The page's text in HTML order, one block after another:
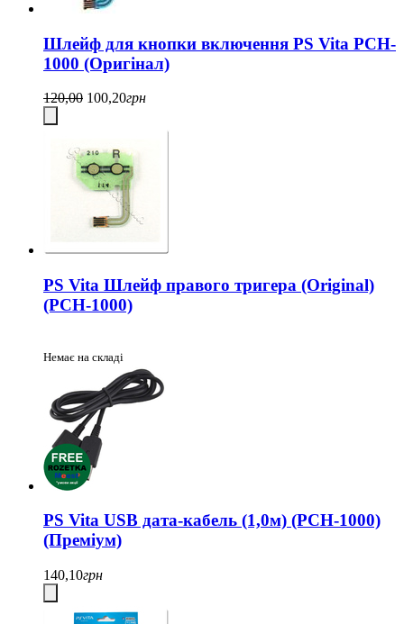
Шлейф для кнопки включення PS Vita PCH-
1000 (Оригінал)
120,00 100,20грн
PS Vita Шлейф правого тригера (Original)
(PCH-1000)
Немає на складі
PS Vita USB дата-кабель (1,0м) (PCH-1000)
(Преміум)
140,10грн